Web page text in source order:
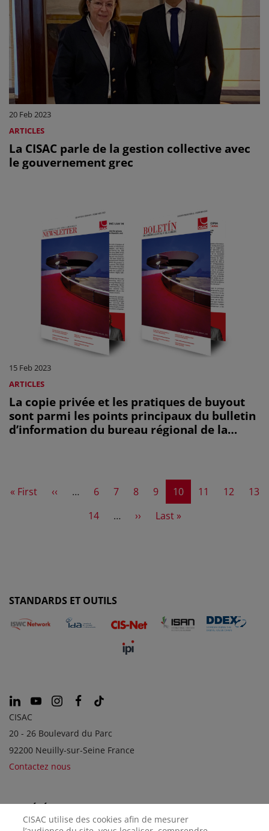
20 Feb 2023
ARTICLES
La CISAC parle de la gestion collective avec
le gouvernement grec
15 Feb 2023
ARTICLES
La copie privée et les pratiques de buyout
sont parmi les points principaux du bulletin
d’information du bureau régional de la
First page
« First Previous page
‹‹ … Page
6 Page
7 Page
8 Page
9 Current page
10 Page
11 Page
12
13
Page
14 … Next page
›› Last page
Last »
STANDARDS ET OUTILS
CISAC
20 - 26 Boulevard du Parc
92200 Neuilly-sur-Seine France
Contactez nous
CISAC utilise des cookies afin de mesurer